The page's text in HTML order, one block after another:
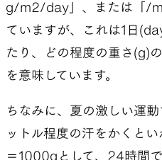
g/m2/day」、または「/
ていますが、これは1日
たり、どの程度の重さ(g)
を意味しています。
ちなみに、夏の激しい運
ットル程度の汗をかくと
＝1000gとして、24時間